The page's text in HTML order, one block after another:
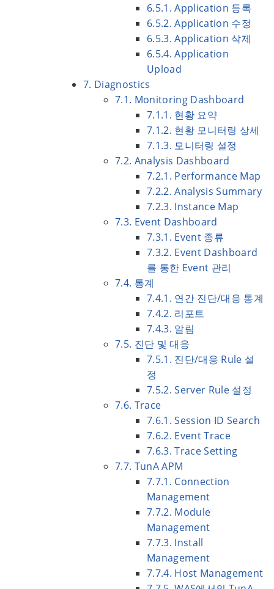
6.5.1. Application 등록
6.5.2. Application 수정
6.5.3. Application 삭제
6.5.4. Application
Upload
7. Diagnostics
7.1. Monitoring Dashboard
7.1.1. 현황 요약
7.1.2. 현황 모니터링 상세
7.1.3. 모니터링 설정
7.2. Analysis Dashboard
7.2.1. Performance Map
7.2.2. Analysis Summary
7.2.3. Instance Map
7.3. Event Dashboard
7.3.1. Event 종류
7.3.2. Event Dashboard
를 통한 Event 관리
7.4. 통계
7.4.1. 연간 진단/대응 통계
7.4.2. 리포트
7.4.3. 알림
7.5. 진단 및 대응
7.5.1. 진단/대응 Rule 설
정
7.5.2. Server Rule 설정
7.6. Trace
7.6.1. Session ID Search
7.6.2. Event Trace
7.6.3. Trace Setting
7.7. TunA APM
7.7.1. Connection
Management
7.7.2. Module
Management
7.7.3. Install
Management
7.7.4. Host Management